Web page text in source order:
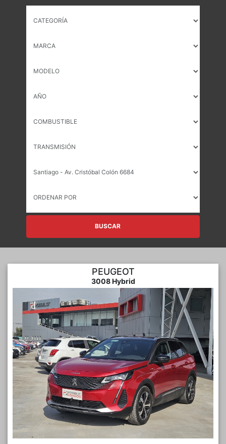
BUSCAR
PEUGEOT
3008 Hybrid